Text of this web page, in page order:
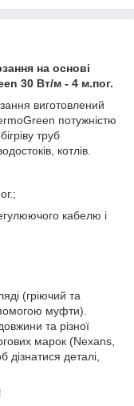
на основі
30 Вт/м - 4 м.пог.
виготовлений
потужністю
труб
котлів.
кабелю і
(гріючий та
муфти).
та різної
марок (Nexans,
деталі,